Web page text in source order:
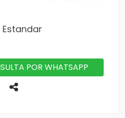
POR WHATSAPP